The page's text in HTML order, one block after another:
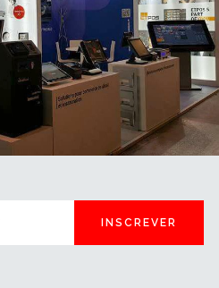
INSCREVER